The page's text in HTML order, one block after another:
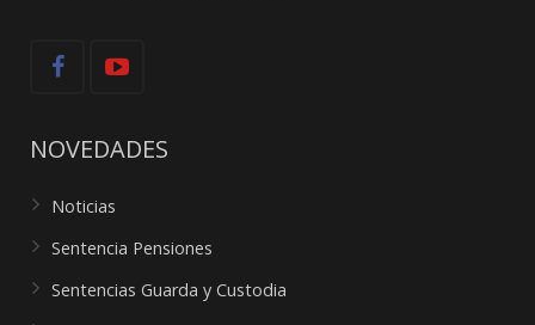
NOVEDADES
Noticias
Sentencia Pensiones
Sentencias Guarda y Custodia